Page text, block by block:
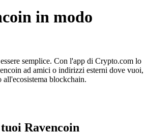
in modo
semplice. Con l'app di Crypto.com lo
ad amici o indirizzi esterni dove vuoi,
all'ecosistema blockchain.
Ravencoin